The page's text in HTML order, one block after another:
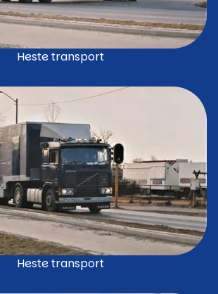
Heste transport
Heste transport